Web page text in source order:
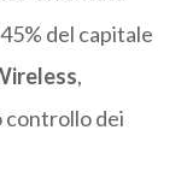
del capitale
,
controllo dei